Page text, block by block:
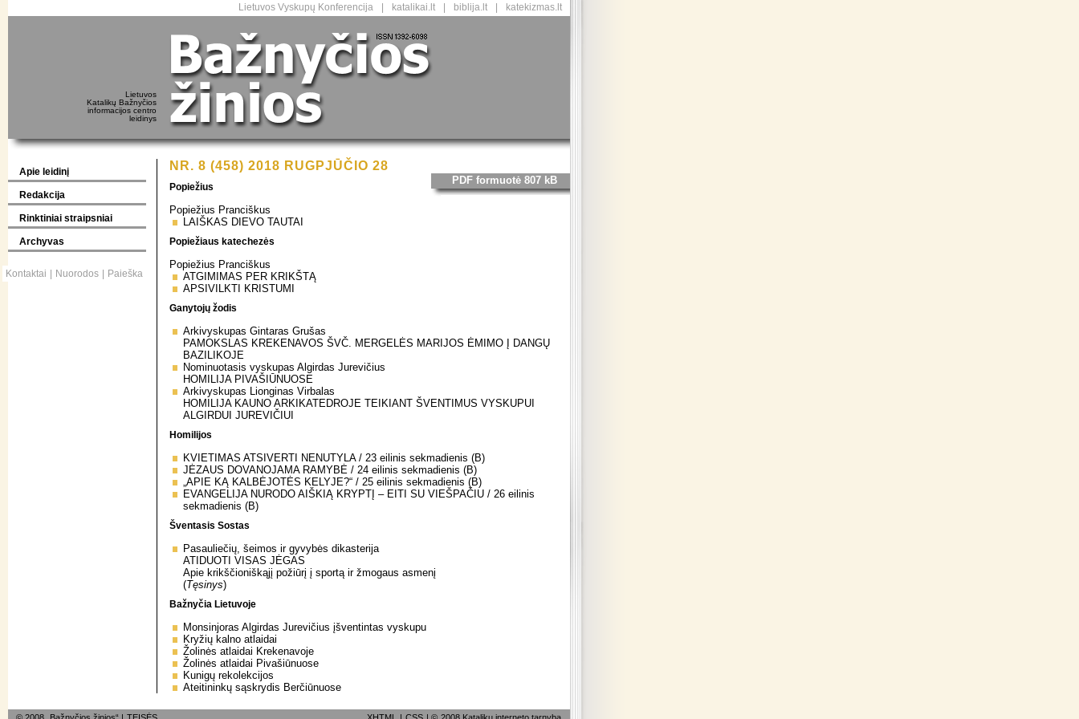
Lietuvos Vyskupų Konferencija katalikai.lt biblija.lt katekizmas.lt
Lietuvos
Katalikų Bažnyčios
informacijos centro
leidinys
Apie leidinį
Redakcija
Rinktiniai straipsniai
Archyvas
Kontaktai Nuorodos Paieška
NR. 8 (458) 2018 RUGPJŪČIO 28
PDF formuotė 807 kB
Popiežius
Popiežius Pranciškus
LAIŠKAS DIEVO TAUTAI
Popiežiaus katechezės
Popiežius Pranciškus
ATGIMIMAS PER KRIKŠTĄ
APSIVILKTI KRISTUMI
Ganytojų žodis
Arkivyskupas Gintaras Grušas
PAMOKSLAS KREKENAVOS ŠVČ. MERGELĖS MARIJOS ĖMIMO Į DANGŲ
BAZILIKOJE
Nominuotasis vyskupas Algirdas Jurevičius
HOMILIJA PIVAŠIŪNUOSE
Arkivyskupas Lionginas Virbalas
HOMILIJA KAUNO ARKIKATEDROJE TEIKIANT ŠVENTIMUS VYSKUPUI
ALGIRDUI JUREVIČIUI
Homilijos
KVIETIMAS ATSIVERTI NENUTYLA / 23 eilinis sekmadienis (B)
JĖZAUS DOVANOJAMA RAMYBĖ / 24 eilinis sekmadienis (B)
„APIE KĄ KALBĖJOTĖS KELYJE?“ / 25 eilinis sekmadienis (B)
EVANGELIJA NURODO AIŠKIĄ KRYPTĮ – EITI SU VIEŠPAČIU / 26 eilinis
sekmadienis (B)
Šventasis Sostas
Pasauliečių, šeimos ir gyvybės dikasterija
ATIDUOTI VISAS JĖGAS
Apie krikščioniškąjį požiūrį į sportą ir žmogaus asmenį
(Tęsinys)
Bažnyčia Lietuvoje
Monsinjoras Algirdas Jurevičius įšventintas vyskupu
Kryžių kalno atlaidai
Žolinės atlaidai Krekenavoje
Žolinės atlaidai Pivašiūnuose
Kunigų rekolekcijos
Ateitininkų sąskrydis Berčiūnuose